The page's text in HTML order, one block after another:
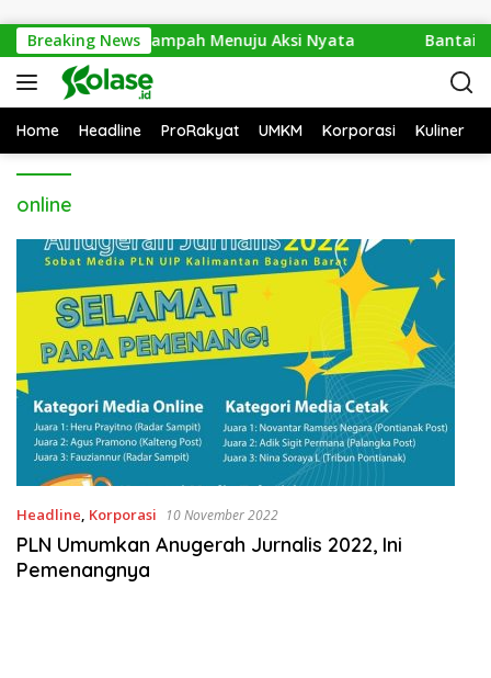
Breaking News
2026: Dari Isu Sampah Menuju Aksi Nyata Bantai
Home Headline ProRakyat UMKM Korporasi Kuliner
online
Headline, Korporasi 10 November 2022
PLN Umumkan Anugerah Jurnalis 2022, Ini
Pemenangnya